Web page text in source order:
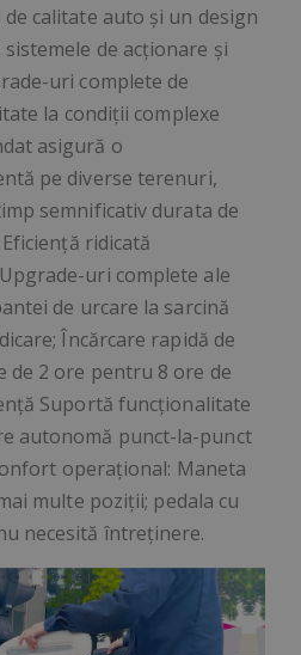
de calitate auto și un design
de acționare și
uri complete de
la condiții complexe
asigură o
pe diverse terenuri,
semnificativ durata de
ridicată
uri complete ale
de urcare la sarcină
Încărcare rapidă de
de 2 ore pentru 8 ore de
Suportă funcționalitate
autonomă punct-la-punct
operațional: Maneta
multe poziții; pedala cu
necesită întreținere.